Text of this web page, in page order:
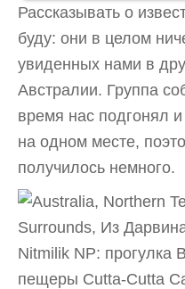
Рассказывать о
буду: они в целом
увиденных нами в
Австралии. Группа
время нас подгонял
на одном месте,
получилось немного.